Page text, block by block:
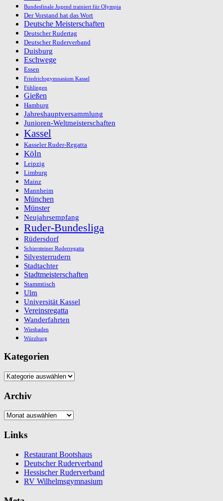
Bundesfinale Jugend trainiert für Olympia
Der Vorstand hat das Wort
Deutsche Meisterschaften
Deutscher Rudertag
Deutscher Ruderverband
Duisburg
Eschwege
Essen
Friedrichsgymnasium Kassel
Fühlingen
Gießen
Hamburg
Jahreshauptversammlung
Junioren-Weltmeisterschaften
Kassel
Kasseler Ruder-Regatta
Köln
Leipzig
Limburg
Mainz
Mannheim
München
Münster
Neujahrsempfang
Ruder-Bundesliga
Rüdersdorf
Schiersteiner Ruderregatta
Silvesterrudern
Stadtachter
Stadtmeisterschaften
Stammtisch
Ulm
Universität Kassel
Vereinsregatta
Wanderfahrten
Wiesbaden
Würzburg
Kategorien
Kategorien
Archiv
Archiv
Links
Restaurant Bootshaus
Deutscher Ruderverband
Hessischer Ruderverband
RV Wilhelmsgymnasium